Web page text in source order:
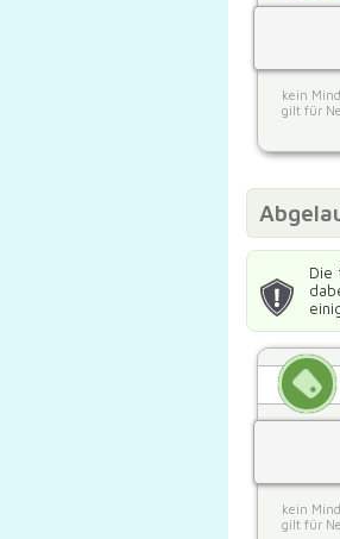
kein
gilt für
Die
kein
gilt für